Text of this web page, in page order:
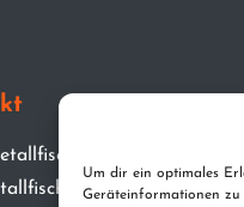
Um dir ein optimales
Geräteinformationen